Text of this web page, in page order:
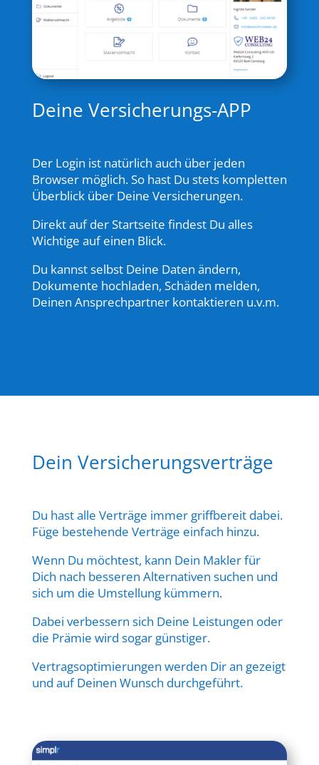
Deine Versicherungs-APP
Der Login ist natürlich auch über jeden
Browser möglich. So hast Du stets kompletten
Überblick über Deine Versicherungen.
Direkt auf der Startseite findest Du alles
Wichtige auf einen Blick.
Du kannst selbst Deine Daten ändern,
Dokumente hochladen, Schäden melden,
Deinen Ansprechpartner kontaktieren u.v.m.
Dein Versicherungsverträge
Du hast alle Verträge immer griffbereit dabei.
Füge bestehende Verträge einfach hinzu.
Wenn Du möchtest, kann Dein Makler für
Dich nach besseren Alternativen suchen und
sich um die Umstellung kümmern.
Dabei verbessern sich Deine Leistungen oder
die Prämie wird sogar günstiger.
Vertragsoptimierungen werden Dir an gezeigt
und auf Deinen Wunsch durchgeführt.